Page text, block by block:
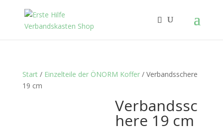
Start/ Einzelteile der ÖNORM Koffer/ Verbandsschere
19 cm
Verbandssc
here 19 cm